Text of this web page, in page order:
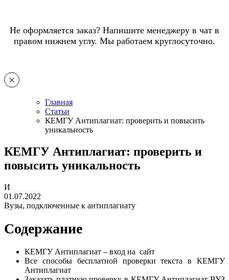
Не оформляется заказ? Напишите менеджеру в чат в
правом нижнем углу. Мы работаем круглосуточно.
Главная
Статьи
КЕМГУ Антиплагиат: проверить и повысить
уникальность
КЕМГУ Антиплагиат: проверить и
повысить уникальность
И
01.07.2022
Вузы, подключенные к антиплагиату
Содержание
КЕМГУ Антиплагиат – вход на сайт
Все способы бесплатной проверки текста в КЕМГУ
Антиплагиат